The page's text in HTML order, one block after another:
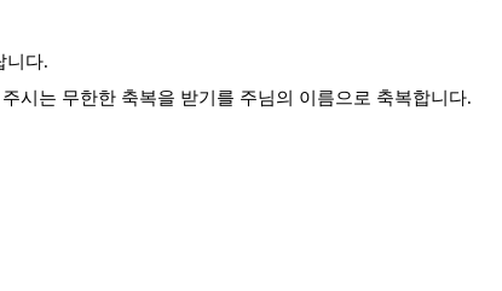
니다.
시는 무한한 축복을 받기를 주님의 이름으로 축복합니다.